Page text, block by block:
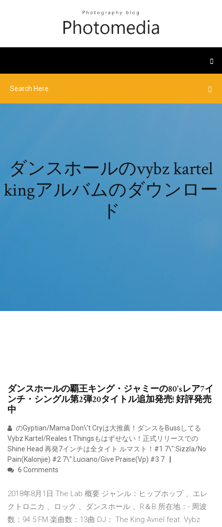
ダンスホールのvybz kartel
kingアルバムのダウンロー
ド
ダンスホールの覇王キング・ジャミーの80'sレア7イ
ンチ・シングル第2弾20タイトル追加発売! 好評発売
中
のGyptian/Mama Don\'t Cryは大推薦！ダンスをBussしてる
Vybz Kartel/Reales t Thingsもはずせない！正式リリースでの
Shine Head 再発7インチは全タイト ルマスト！#1 7\":Sizzla/No
Pain(Kalonjie) #2 7\":Luciano/Give Praise(Vp) #3 7
6 Comments
2018年8月1日 The Lab 概要 ジャンル：ヒップホップ 、エレ
クトロニカ 、ロック 、ダンスホール 、R＆B 所在地：- 周波
数：94.5 FM 楽曲数：13曲 DJ： The King Avriel feat. Vybz